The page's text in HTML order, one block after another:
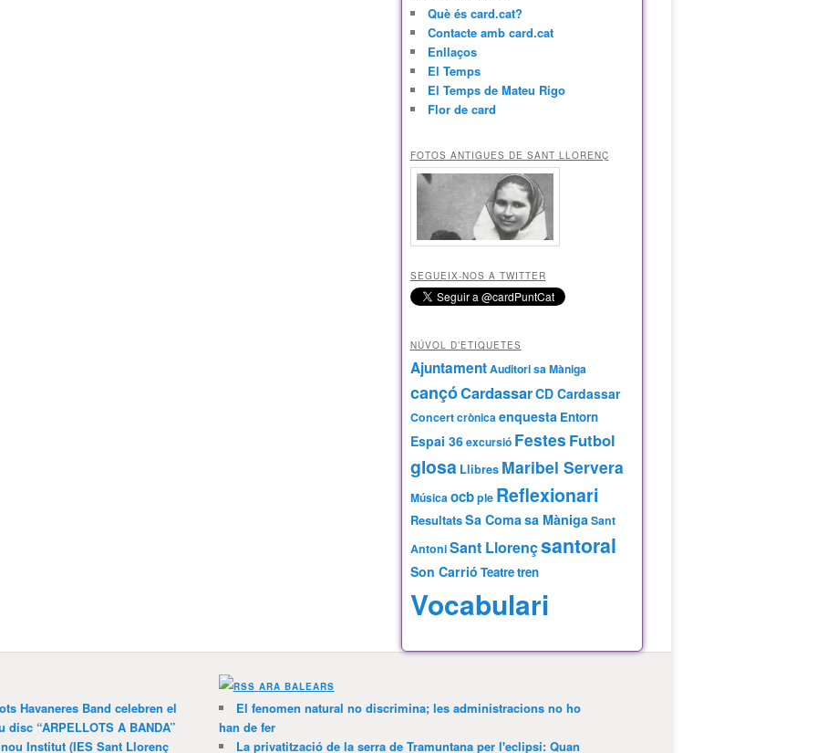
Què és card.cat?
Contacte amb card.cat
Enllaços
El Temps
El Temps de Mateu Rigo
Flor de card
FOTOS ANTIGUES DE SANT LLORENÇ
SEGUEIX-NOS A TWITTER
NÚVOL D’ETIQUETES
AjuntamentAuditori sa Màniga
cançóCardassarCD Cardassar
Concertcrònicaenquesta Entorn
Espai 36excursió Festes Futbol
glosa Llibres Maribel Servera
Músicaocbple Reflexionari
ResultatsSa Comasa MànigaSant
AntoniSant Llorençsantoral
Son Carrió Teatretren
Vocabulari
Havaneres Band celebren el
“ARPELLOTS A BANDA”
Institut (IES Sant Llorenç
ARA BALEARS
El fenomen natural no discrimina; les administracions no ho
han de fer
La privatització de la serra de Tramuntana per l'eclipsi: Quan